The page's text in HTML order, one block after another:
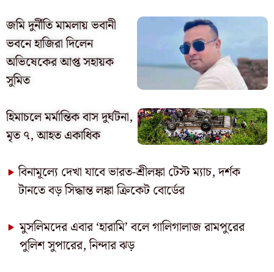
জমি দুর্নীতি মামলায় ভবানী
ভবনে হাজিরা দিলেন
অভিষেকের আপ্ত সহায়ক
সুমিত
হিমাচলে মর্মান্তিক বাস দুর্ঘটনা,
মৃত ৭, আহত একাধিক
বিনামূল্যে দেখা যাবে ভারত-শ্রীলঙ্কা টেস্ট ম্যাচ, দর্শক
টানতে বড় সিদ্ধান্ত লঙ্কা ক্রিকেট বোর্ডের
মুসলিমদের এবার ‘হারামি’ বলে গালিগালাজ রামপুরের
পুলিশ সুপারের, নিন্দার ঝড়